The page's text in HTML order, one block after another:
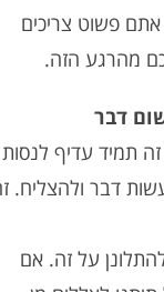
פשוט צריכים
מהרגע הזה.
תמיד עדיף לנסות
דבר ולהצליח.
על זה. אם